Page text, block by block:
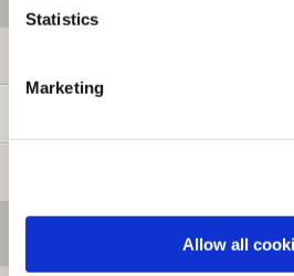
Statistics
Marketing
Allow all